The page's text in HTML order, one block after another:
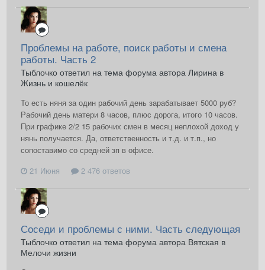
Проблемы на работе, поиск работы и смена
работы. Часть 2
Тыблочко ответил на тема форума автора Лирина в
Жизнь и кошелёк
То есть няня за один рабочий день зарабатывает 5000 руб?
Рабочий день матери 8 часов, плюс дорога, итого 10 часов.
При графике 2/2 15 рабочих смен в месяц неплохой доход у
нянь получается. Да, ответственность и т.д. и т.п., но
сопоставимо со средней зп в офисе.
21 Июня
2 476 ответов
Соседи и проблемы с ними. Часть следующая
Тыблочко ответил на тема форума автора Вятская в
Мелочи жизни